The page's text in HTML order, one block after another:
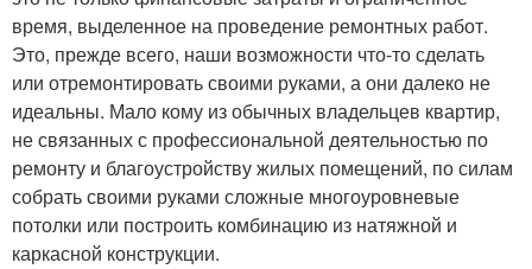
время, выделенное на проведение ремонтных работ.
Это, прежде всего, наши возможности что-то сделать
или отремонтировать своими руками, а они далеко не
идеальны. Мало кому из обычных владельцев квартир,
не связанных с профессиональной деятельностью по
ремонту и благоустройству жилых помещений, по силам
собрать своими руками сложные многоуровневые
потолки или построить комбинацию из натяжной и
каркасной конструкции.